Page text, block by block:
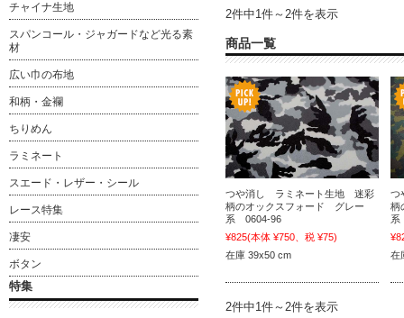
2件中1件～2件を表示
商品一覧
つや消し ラミネート生地 迷彩
柄のオックスフォード グレー
系 0604-96
¥825(本体 ¥750、税 ¥75)
在庫 39x50 cm
つ
柄
在
2件中1件～2件を表示
チャイナ生地
スパンコール・ジャガードなど光る素
材
広い巾の布地
和柄・金襴
ちりめん
ラミネート
スエード・レザー・シール
レース特集
凄安
ボタン
特集